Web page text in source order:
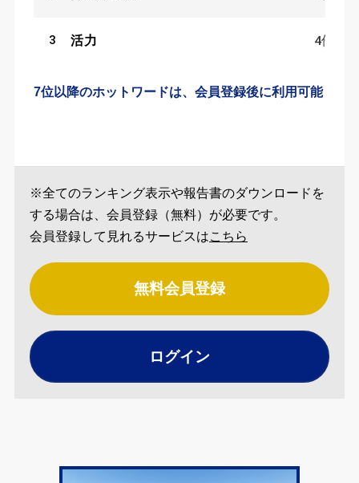
3 活力 4件
7位以降のホットワードは、会員登録後に利用可能
※全てのランキング表示や報告書のダウンロードを
する場合は、会員登録（無料）が必要です。
会員登録して見れるサービスはこちら
無料会員登録
ログイン